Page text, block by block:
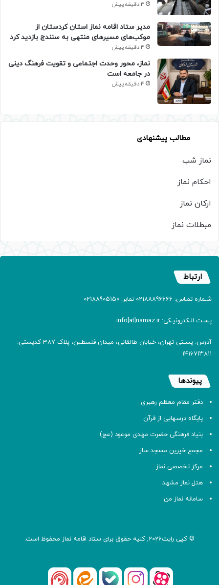
3 دقیقه پیش
مدیر ستاد اقامه نماز استان کردستان از
موکب‌های مسیرهای منتهی به سنندج بازدید کرد
4 دقیقه پیش
نماز، محور وحدت اجتماعی و تقویت فرهنگ دینی
در جامعه است
4 دقیقه پیش
مطالب پیشنهادی
نماز شب
احکام نماز
ارکان نماز
مبطلات نماز
ارتباط
شـماره تمـاس: 02188896666 نمابر: 02188905150
پسـت الـکترونیـکی: info[at]namaz.ir
آدرس: پسـتی تهران، خیابان طالقانی، میدان فلسطین، پلاک 387 کدپستی:
۱۴۱۶۷۱۳۸۱۱
پیوندها
دفتر مقام معظم رهبری
پایگاه درسهایی از قرآن
بنیاد فرهنگی حضرت مهدی موعود (عج)
مجمع خیرین مسجد ساز
مرکز تخصصی نماز
هتل نماز مشهد
سامانه نماز من
© کپی رایت2026, کلیه حقوق برای ستاد اقامه نماز محفوظ است.
آپارات اینستاگرام
بله ایتا